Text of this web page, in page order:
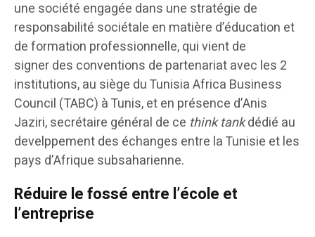
une société engagée dans une stratégie de
responsabilité sociétale en matière d’éducation et
de formation professionnelle, qui vient de
signer des conventions de partenariat avec les 2
institutions, au siège du Tunisia Africa Business
Council (TABC) à Tunis, et en présence d’Anis
Jaziri, secrétaire général de ce think tankdédié au
develppement des échanges entre la Tunisie et les
pays d’Afrique subsaharienne.
Réduire le fossé entre l’école et
l’entreprise